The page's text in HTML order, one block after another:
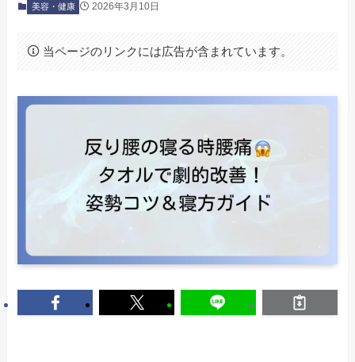
美容・健康 2026年3月10日
当ページのリンクには広告が含まれています。